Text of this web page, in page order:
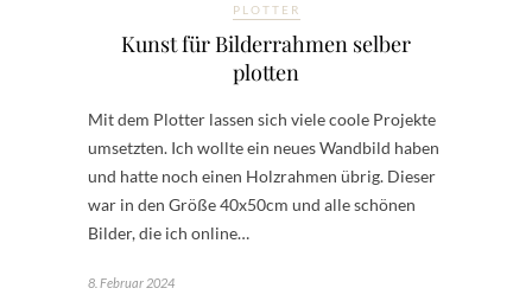
PLOTTER
Kunst für Bilderrahmen selber
plotten
Mit dem Plotter lassen sich viele coole Projekte
umsetzten. Ich wollte ein neues Wandbild haben
und hatte noch einen Holzrahmen übrig. Dieser
war in den Größe 40x50cm und alle schönen
Bilder, die ich online…
8. Februar 2024